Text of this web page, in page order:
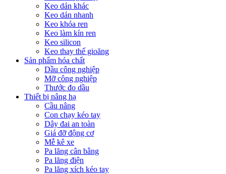
Keo dán khác
Keo dán nhanh
Keo khóa ren
Keo làm kín ren
Keo silicon
Keo thay thế gioăng
Sản phẩm hóa chất
Dầu công nghiệp
Mỡ công nghiệp
Thước đo dầu
Thiết bị nâng hạ
Cầu nâng
Con chạy kéo tay
Dây đai an toàn
Giá đỡ động cơ
Mễ kê xe
Pa lăng cân bằng
Pa lăng điện
Pa lăng xích kéo tay